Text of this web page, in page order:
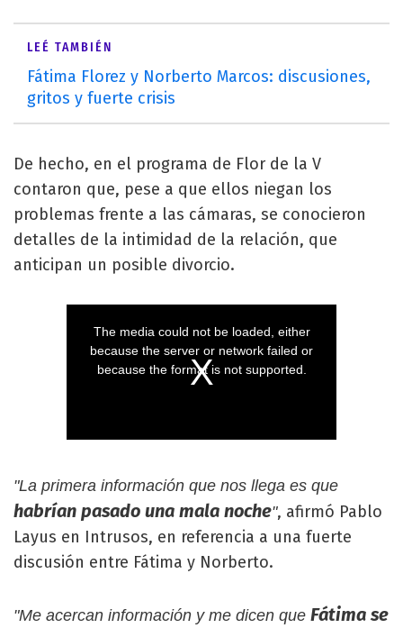
LEÉ TAMBIÉN
Fátima Florez y Norberto Marcos: discusiones,
gritos y fuerte crisis
De hecho, en el programa de Flor de la V
contaron que, pese a que ellos niegan los
problemas frente a las cámaras, se conocieron
detalles de la intimidad de la relación, que
anticipan un posible divorcio.
"La primera información que nos llega es que
habrían pasado una mala noche", afirmó Pablo
Layus en Intrusos, en referencia a una fuerte
discusión entre Fátima y Norberto.
"Me acercan información y me dicen que Fátima se